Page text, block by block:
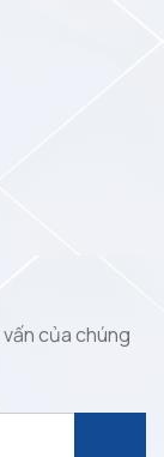
của chúng